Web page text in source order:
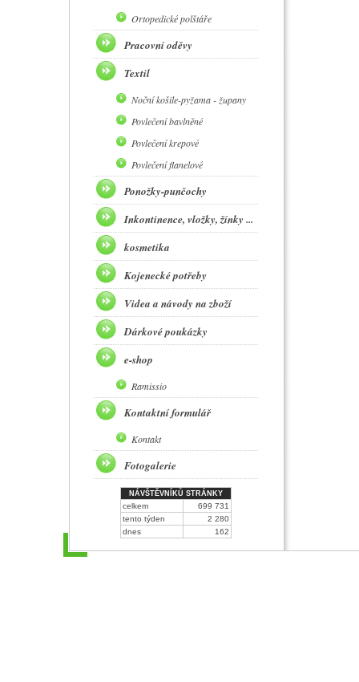
Ortopedické polštáře
Pracovní oděvy
Textil
Noční košile-pyžama - župany
Povlečení bavlněné
Povlečení krepové
Povlečení flanelové
Ponožky-punčochy
Inkontinence, vložky, žínky ...
kosmetika
Kojenecké potřeby
Videa a návody na zboží
Dárkové poukázky
e-shop
Ramissio
Kontaktní formulář
Kontakt
Fotogalerie
NÁVŠTĚVNÍKŮ STRÁNKY
celkem
699 731
tento týden
2 280
dnes
162